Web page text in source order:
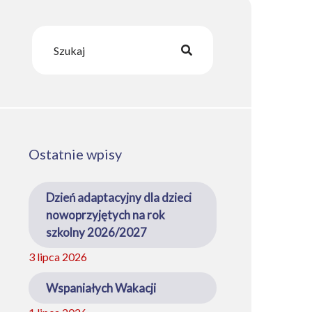
Ostatnie wpisy
Dzień adaptacyjny dla dzieci
nowoprzyjętych na rok
szkolny 2026/2027
3 lipca 2026
Wspaniałych Wakacji